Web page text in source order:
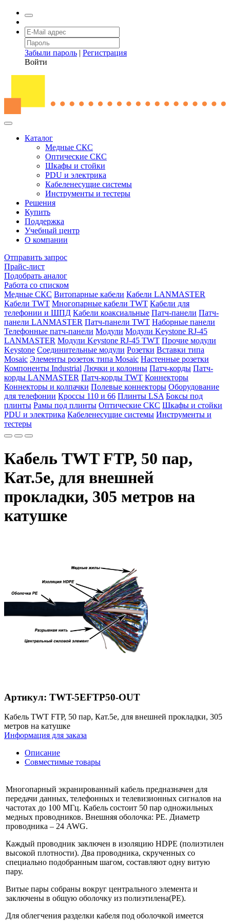
Забыли пароль | Регистрация
Войти
Каталог
Медные СКС
Оптические СКС
Шкафы и стойки
PDU и электрика
Кабеленесущие системы
Инструменты и тестеры
Решения
Купить
Поддержка
Учебный центр
О компании
Отправить запрос
Прайс-лист
Подобрать аналог
Работа со списком
Медные СКС Витопарные кабели Кабели LANMASTER
Кабели TWT Многопарные кабели TWT Кабели для
телефонии и ШПД Кабели коаксиальные Патч-панели Патч-
панели LANMASTER Патч-панели TWT Наборные панели
Телефонные патч-панели Модули Модули Keystone RJ-45
LANMASTER Модули Keystone RJ-45 TWT Прочие модули
Keystone Соединительные модули Розетки Вставки типа
Mosaic Элементы розеток типа Mosaic Настенные розетки
Компоненты Industrial Лючки и колонны Патч-корды Патч-
корды LANMASTER Патч-корды TWT Коннекторы
Коннекторы и колпачки Полевые коннекторы Оборудование
для телефонии Кроссы 110 и 66 Плинты LSA Боксы под
плинты Рамы под плинты Оптические СКС Шкафы и стойки
PDU и электрика Кабеленесущие системы Инструменты и
тестеры
Кабель TWT FTP, 50 пар,
Кат.5e, для внешней
прокладки, 305 метров на
катушке
Артикул: TWT-5EFTP50-OUT
Кабель TWT FTP, 50 пар, Кат.5e, для внешней прокладки, 305
метров на катушке
Информация для заказа
Описание
Совместимые товары
Многопарный экранированный кабель предназначен для
передачи данных, телефонных и телевизионных сигналов на
частотах до 100 МГц. Кабель состоит 50 пар одножильных
медных проводников. Внешняя оболочка: PE. Диаметр
проводника – 24 AWG.
Каждый проводник заключен в изоляцию HDPE (полиэтилен
высокой плотности). Два проводника, скрученных со
специально подобранным шагом, составляют одну витую
пару.
Витые пары собраны вокруг центрального элемента и
заключены в общую оболочку из полиэтилена(PE).
Для облегчения разделки кабеля под оболочкой имеется